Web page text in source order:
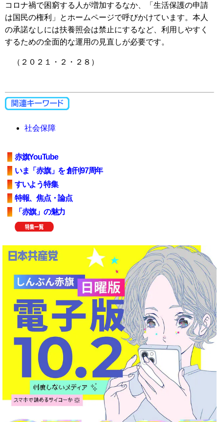
コロナ禍で困窮する人が増加するなか、「生活保護の申請
は国民の権利」とホームページで呼びかけています。本人
の承諾なしには扶養照会は禁止にするなど、利用しやすく
するための全面的な運用の見直しが必要です。
（２０２１・２・２８）
社会保障
赤旗YouTube
いま「赤旗」を 創刊97周年
すいよう特集
特報、焦点・論点
「赤旗」の魅力